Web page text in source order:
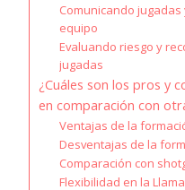
Comunicando
equipo
Evaluando riesgo y
jugadas
¿Cuáles son los pros y
en comparación con
Ventajas de la
Desventajas de la
Comparación con
Flexibilidad en la